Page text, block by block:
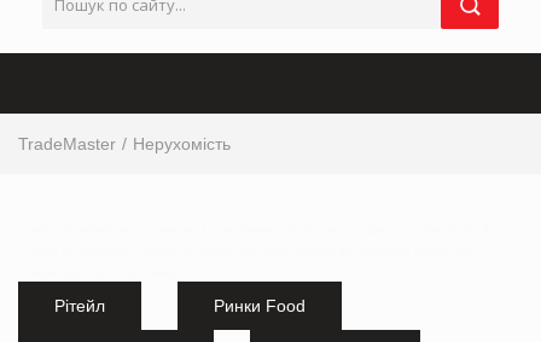
TradeMaster Нерухомість
Рітейл Ринки Food